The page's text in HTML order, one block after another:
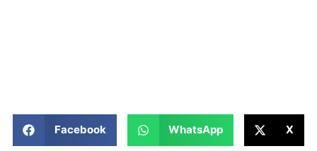
Facebook WhatsApp X